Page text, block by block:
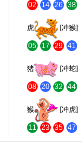
02 14 26 38
虎 [冲猴]
05 17 29 41
猪 [冲蛇]
08 20 32 44
猴 [冲虎]
11 23 35 47